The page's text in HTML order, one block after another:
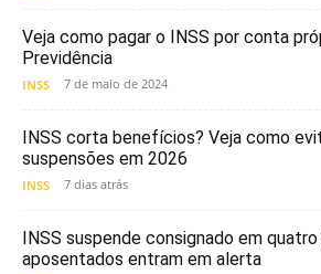
Veja como pagar o INSS por conta
Previdência
INSS 7 de maio de 2024
INSS corta benefícios? Veja como
suspensões em 2026
INSS 7 dias atrás
INSS suspende consignado em
aposentados entram em alerta